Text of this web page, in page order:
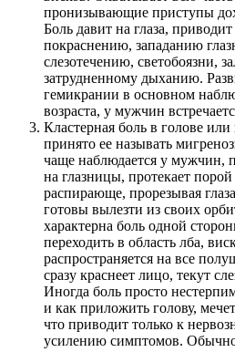
пронизывающие приступы
Боль давит на глаза,
покраснению, западанию
слезотечению, светобоязни,
затрудненному дыханию.
гемикрании в основном
возраста, у мужчин
Кластерная боль в голове
принято ее называть
чаще наблюдается у мужчин,
на глазницы, протекает
распирающе, прорезывая
готовы вылезти из своих
характерна боль одной
переходить в область лба,
распространяется на все
сразу краснеет лицо, текут
Иногда боль просто
и как приложить голову,
что приводит только к
усилению симптомов.